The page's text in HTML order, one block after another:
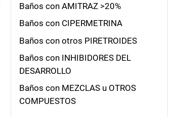
Baños con AMITRAZ >20%
Baños con CIPERMETRINA
Baños con otros PIRETROIDES
Baños con INHIBIDORES DEL
DESARROLLO
Baños con MEZCLAS u OTROS
COMPUESTOS